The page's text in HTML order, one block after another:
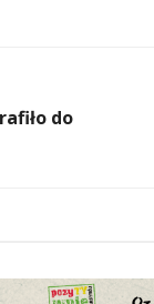
do